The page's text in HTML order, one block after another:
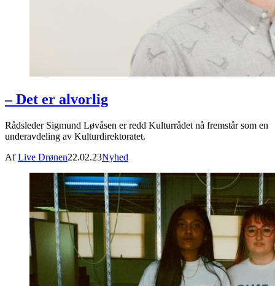
– Det er alvorlig
Rådsleder Sigmund Løvåsen er redd Kulturrådet nå fremstår som en
underavdeling av Kulturdirektoratet.
AfLive Drønen22.02.23Nyhed